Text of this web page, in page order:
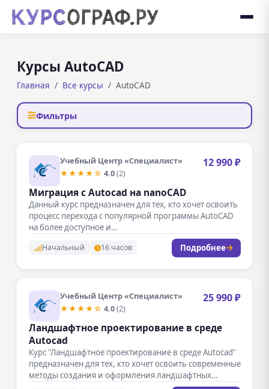
Курсы AutoCAD
Главная Все курсы AutoCAD
Фильтры
Учебный Центр «Специалист»
★★★★☆ 4.0(2)
12 990 ₽
Миграция с Autocad на nanoCAD
Данный курс предназначен для тех, кто хочет освоить
процесс перехода с популярной программы AutoCAD
на более доступное и…
Начальный 16 часов Подробнее
Учебный Центр «Специалист»
★★★★☆ 4.0(2)
25 990 ₽
Ландшафтное проектирование в среде
Autocad
Курс "Ландшафтное проектирование в среде Autocad"
предназначен для тех, кто хочет освоить современные
методы создания и оформления ландшафтных…